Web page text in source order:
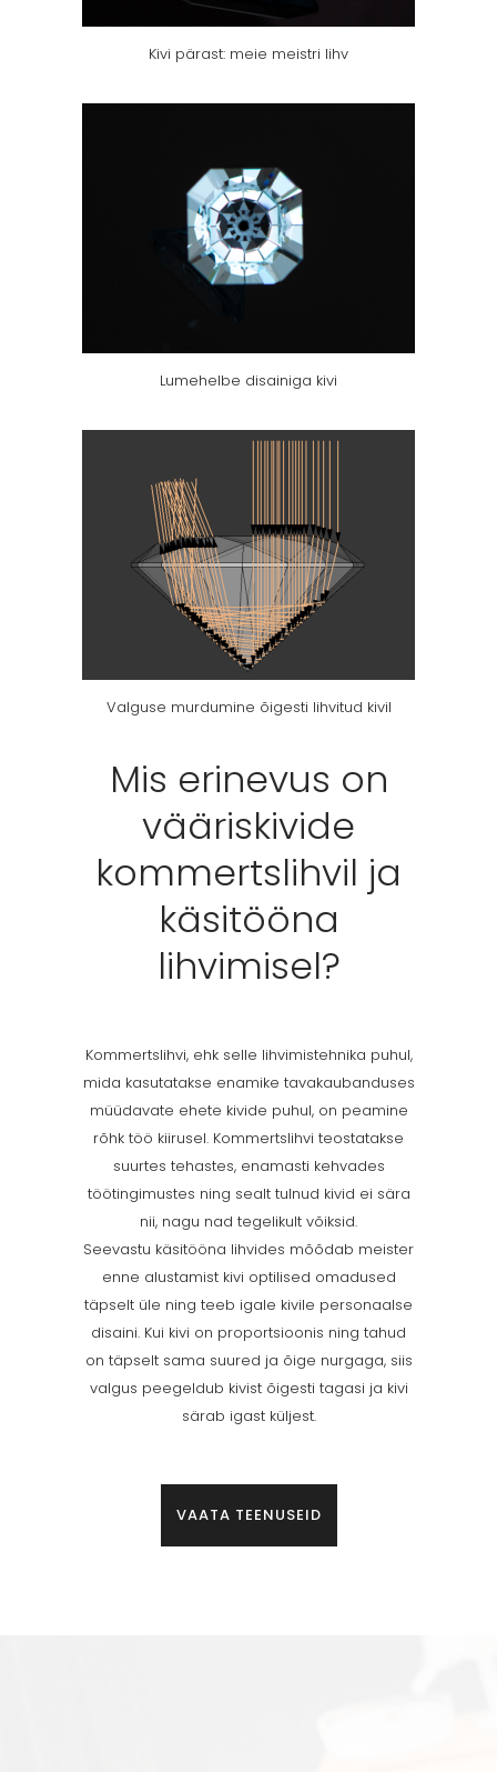
Kivi pärast: meie meistri lihv
Lumehelbe disainiga kivi
Valguse murdumine õigesti lihvitud kivil
Mis erinevus on
vääriskivide
kommertslihvil ja
käsitööna
lihvimisel?
Kommertslihvi, ehk selle lihvimistehnika puhul,
mida kasutatakse enamike tavakaubanduses
müüdavate ehete kivide puhul, on peamine
rõhk töö kiirusel. Kommertslihvi teostatakse
suurtes tehastes, enamasti kehvades
töötingimustes ning sealt tulnud kivid ei sära
nii, nagu nad tegelikult võiksid.
Seevastu käsitööna lihvides mõõdab meister
enne alustamist kivi optilised omadused
täpselt üle ning teeb igale kivile personaalse
disaini. Kui kivi on proportsioonis ning tahud
on täpselt sama suured ja õige nurgaga, siis
valgus peegeldub kivist õigesti tagasi ja kivi
särab igast küljest.
VAATA TEENUSEID